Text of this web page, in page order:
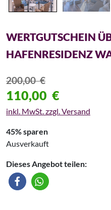
WERTGUTSCHEIN
HAFENRESIDENZ
200,00€
110,00 €
inkl. MwSt. zzgl. Versand
45% sparen
Ausverkauft
Dieses Angebot teilen: